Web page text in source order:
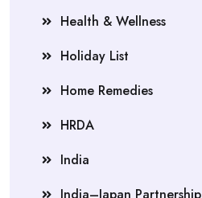
Health & Wellness
Holiday List
Home Remedies
HRDA
India